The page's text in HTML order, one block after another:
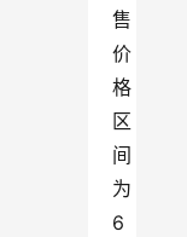
售
价
格
区
间
为
6